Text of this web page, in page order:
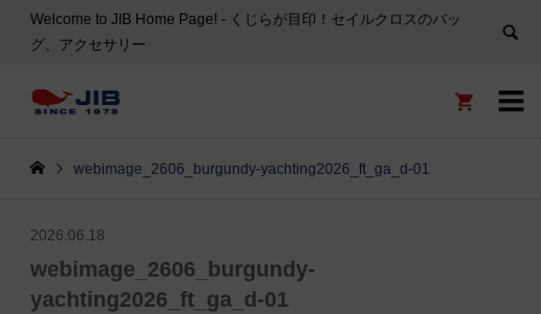
Welcome to JIB Home Page! ‐ くじらが目印！セイルクロスのバッ
グ、アクセサリー


webimage_2606_burgundy-yachting2026_ft_ga_d-01
2026.06.18
webimage_2606_burgundy-
yachting2026_ft_ga_d-01